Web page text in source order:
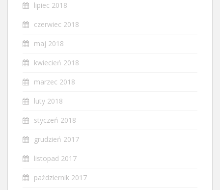
lipiec 2018
czerwiec 2018
maj 2018
kwiecień 2018
marzec 2018
luty 2018
styczeń 2018
grudzień 2017
listopad 2017
październik 2017